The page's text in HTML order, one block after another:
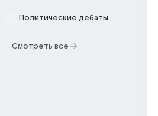
Политические дебаты
Смотреть все